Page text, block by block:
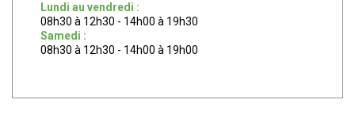
Lundi au vendredi :
08h30 à 12h30 - 14h00 à 19h30
Samedi :
08h30 à 12h30 - 14h00 à 19h00